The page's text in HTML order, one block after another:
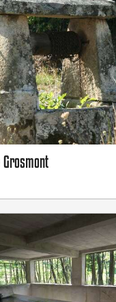
Grosmont